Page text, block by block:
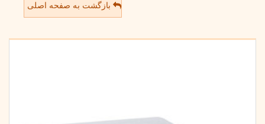
بازگشت به صفحه اصلی